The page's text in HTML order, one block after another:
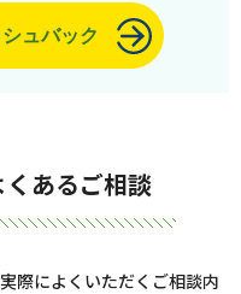
ュバック
あるご相談
際によくいただくご相談内